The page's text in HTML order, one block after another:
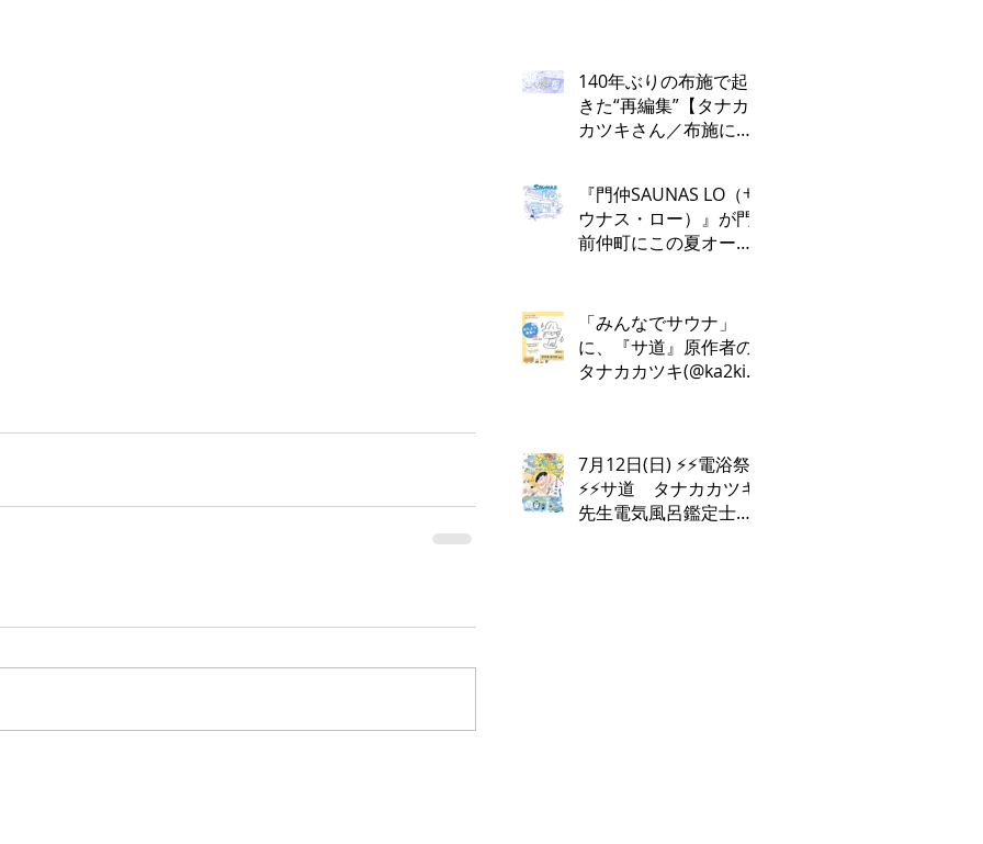
140年ぶりの布施で起
きた“再編集”【タナカ
カツキさん／布施にお
『門仲SAUNAS LO（サ
ウナス・ロー）』が門
前仲町にこの夏オープ
「みんなでサウナ」
に、『サ道』原作者の
タナカカツキ(@ka2ki)
7月12日(日) ⚡️⚡️電浴祭
⚡️⚡️サ道 タナカカツキ
先生電気風呂鑑定士